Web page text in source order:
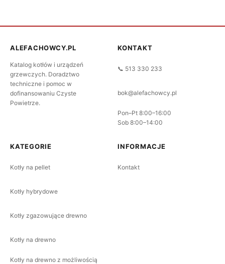
ALEFACHOWCY.PL
Katalog kotłów i urządzeń
grzewczych. Doradztwo
techniczne i pomoc w
dofinansowaniu Czyste
Powietrze.
KONTAKT
📞 513 330 233
bok@alefachowcy.pl
Pon–Pt 8:00–16:00
Sob 8:00–14:00
KATEGORIE
Kotły na pellet
Kotły hybrydowe
Kotły zgazowujące drewno
Kotły na drewno
Kotły na drewno z możliwością
INFORMACJE
Kontakt